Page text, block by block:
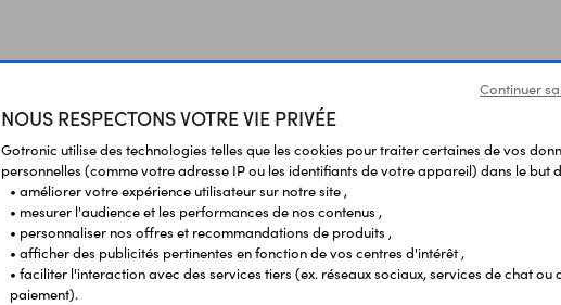
Produits liés à cet article
Continuer
NOUS RESPECTONS VOTRE VIE PRIVÉE
Gotronic utilise des technologies telles que les cookies pour traiter certaines de vos
personnelles (comme votre adresse IP ou les identifiants de votre appareil) dans le but
• améliorer votre expérience utilisateur sur notre site ,
• mesurer l'audience et les performances de nos contenus ,
• personnaliser nos offres et recommandations de produits ,
• afficher des publicités pertinentes en fonction de vos centres d'intérêt ,
• faciliter l'interaction avec des services tiers (ex. réseaux sociaux, services de chat ou
paiement).